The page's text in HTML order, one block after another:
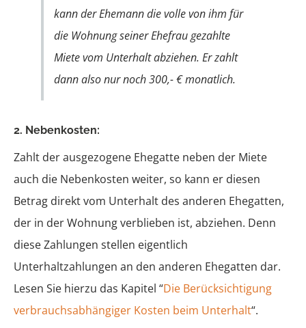
kann der Ehemann die volle von ihm für
die Wohnung seiner Ehefrau gezahlte
Miete vom Unterhalt abziehen. Er zahlt
dann also nur noch 300,- € monatlich.
2. Nebenkosten:
Zahlt der ausgezogene Ehegatte neben der Miete
auch die Nebenkosten weiter, so kann er diesen
Betrag direkt vom Unterhalt des anderen Ehegatten,
der in der Wohnung verblieben ist, abziehen. Denn
diese Zahlungen stellen eigentlich
Unterhaltzahlungen an den anderen Ehegatten dar.
Lesen Sie hierzu das Kapitel “Die Berücksichtigung
verbrauchsabhängiger Kosten beim Unterhalt“.